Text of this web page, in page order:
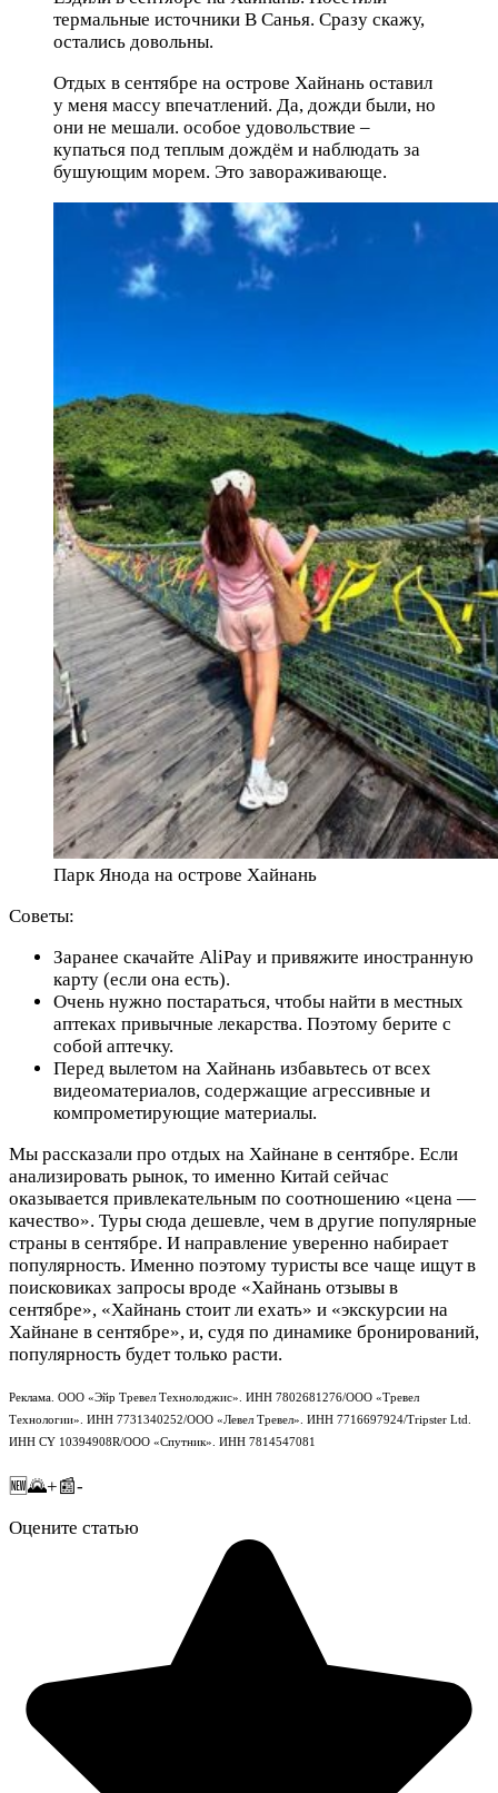
термальные источники В Санья. Сразу скажу,
остались довольны.
Отдых в сентябре на острове Хайнань оставил
у меня массу впечатлений. Да, дожди были, но
они не мешали. особое удовольствие –
купаться под теплым дождём и наблюдать за
бушующим морем. Это завораживающе.
Парк Янода на острове Хайнань
Советы:
Заранее скачайте AliPay и привяжите иностранную
карту (если она есть).
Очень нужно постараться, чтобы найти в местных
аптеках привычные лекарства. Поэтому берите с
собой аптечку.
Перед вылетом на Хайнань избавьтесь от всех
видеоматериалов, содержащие агрессивные и
компрометирующие материалы.
Мы рассказали про отдых на Хайнане в сентябре. Если
анализировать рынок, то именно Китай сейчас
оказывается привлекательным по соотношению «цена —
качество». Туры сюда дешевле, чем в другие популярные
страны в сентябре. И направление уверенно набирает
популярность. Именно поэтому туристы все чаще ищут в
поисковиках запросы вроде «Хайнань отзывы в
сентябре», «Хайнань стоит ли ехать» и «экскурсии на
Хайнане в сентябре», и, судя по динамике бронирований,
популярность будет только расти.
Реклама. ООО «Эйр Тревел Технолоджис». ИНН 7802681276/ООО «Тревел
Технологии». ИНН 7731340252/ООО «Левел Тревел». ИНН 7716697924/Tripster Ltd.
ИНН CY 10394908R/ООО «Спутник». ИНН 7814547081
🆕🌄+📰-
Оцените статью